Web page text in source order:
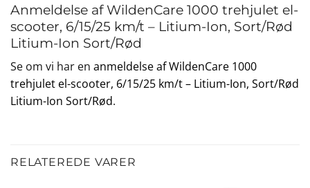
Anmeldelse af WildenCare 1000 trehjulet el-
scooter, 6/15/25 km/t – Litium-Ion, Sort/Rød
Litium-Ion Sort/Rød
Se om vi har en anmeldelse af WildenCare 1000
trehjulet el-scooter, 6/15/25 km/t – Litium-Ion, Sort/Rød
Litium-Ion Sort/Rød.
RELATEREDE VARER